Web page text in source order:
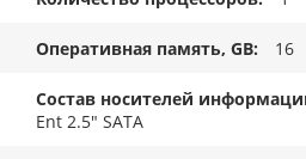
Оперативная память, GB 16
Состав носителей
Ent 2.5" SATA